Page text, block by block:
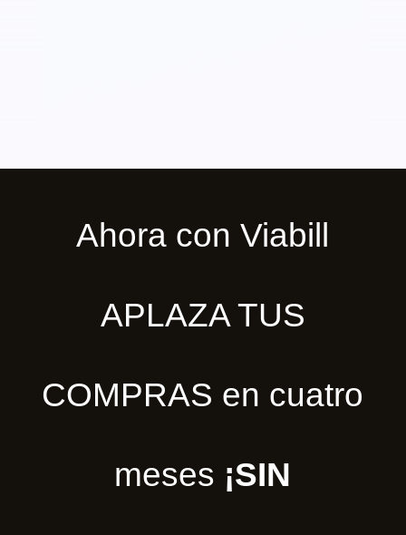
Ahora con Viabill
APLAZA TUS
COMPRAS en cuatro
meses ¡SIN